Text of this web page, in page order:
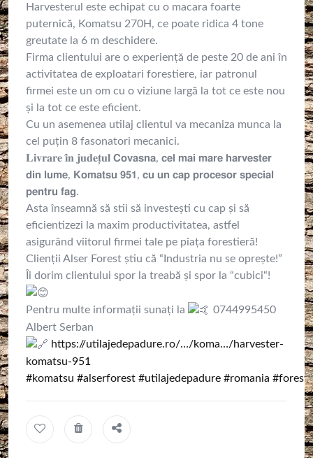
Harvesterul este echipat cu o macara foarte
puternică, Komatsu 270H, ce poate ridica 4 tone
greutate la 6 m deschidere.
Firma clientului are o experiență de peste 20 de ani în
activitatea de exploatari forestiere, iar patronul
firmei este un om cu o viziune largă la tot ce este nou
și la tot ce este eficient.
Cu un asemenea utilaj clientul va mecaniza munca la
cel puțin 8 fasonatori mecanici.
𝐋𝐢𝐯𝐫𝐚𝐫𝐞 𝐢̂𝐧 𝐣𝐮𝐝𝐞𝐭̦𝐮𝐥 𝗖𝗼𝘃𝗮𝘀𝗻𝗮, 𝗰𝗲𝗹 𝗺𝗮𝗶 𝗺𝗮𝗿𝗲 𝗵𝗮𝗿𝘃𝗲𝘀𝘁𝗲𝗿
𝗱𝗶𝗻 𝗹𝘂𝗺𝗲, 𝗞𝗼𝗺𝗮𝘁𝘀𝘂 𝟵𝟱𝟭, 𝗰𝘂 𝘂𝗻 𝗰𝗮𝗽 𝗽𝗿𝗼𝗰𝗲𝘀𝗼𝗿 𝘀𝗽𝗲𝗰𝗶𝗮𝗹
𝗽𝗲𝗻𝘁𝗿𝘂 𝗳𝗮𝗴.
Asta înseamnă să stii să investești cu cap și să
eficientizezi la maxim productivitatea, astfel
asigurând viitorul firmei tale pe piața forestieră!
Clienții Alser Forest știu că “Industria nu se oprește!”
Îi dorim clientului spor la treabă și spor la “cubici“!
Pentru multe informații sunați la
0744995450
Albert Serban
https://utilajedepadure.ro/…/koma…/harvester-
komatsu-951
#komatsu #alserforest #utilajedepadure #romania